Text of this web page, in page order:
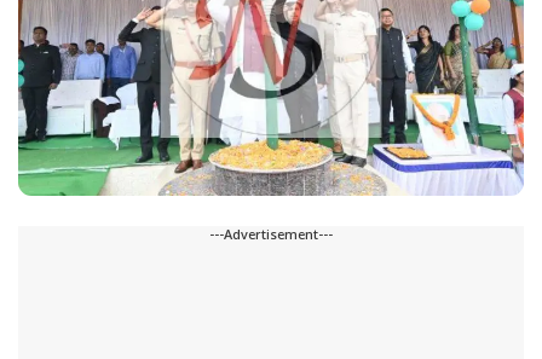
---Advertisement---